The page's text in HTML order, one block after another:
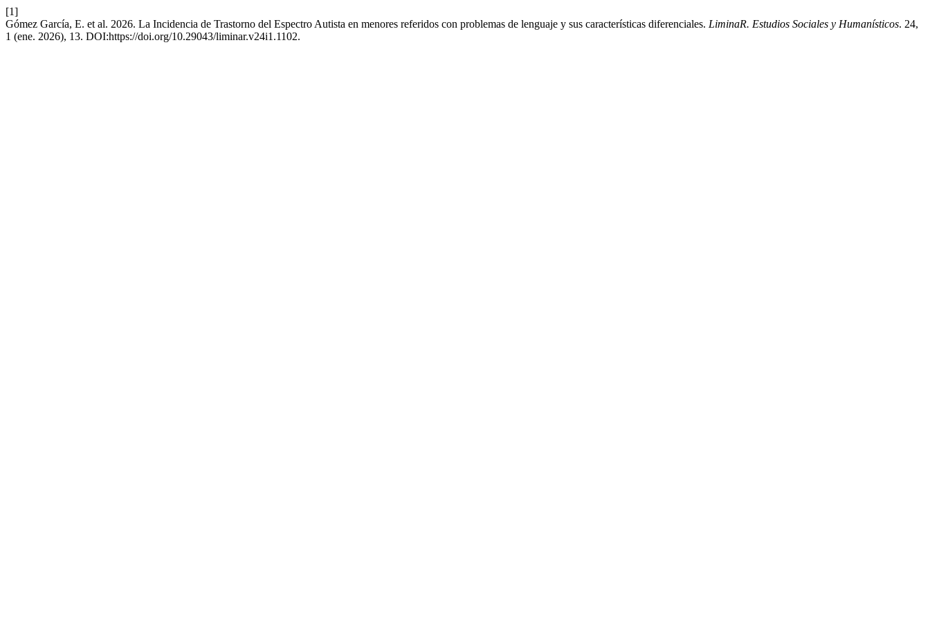
[1]
Gómez García, E. et al. 2026. La Incidencia de Trastorno del Espectro Autista en menores referidos con problemas de lenguaje y sus características diferenciales. LiminaR. Estudios Sociales y Humanísticos. 24,
1 (ene. 2026), 13. DOI:https://doi.org/10.29043/liminar.v24i1.1102.